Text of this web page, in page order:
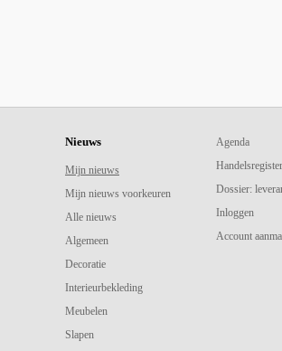
Nieuws
Mijn nieuws
Mijn nieuws voorkeuren
Alle nieuws
Algemeen
Decoratie
Interieurbekleding
Meubelen
Slapen
Agenda
Handelsregister
Dossier:
Inloggen
Account